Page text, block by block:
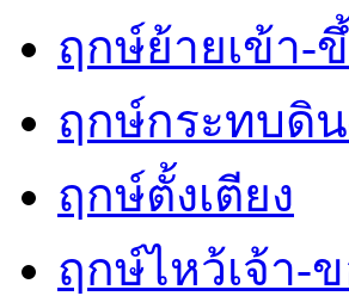
ฤกษ์ย้ายเข้า-
ฤกษ์กระทบดิ
ฤกษ์ตั้งเตียง
ฤกษ์ไหว้เจ้า-